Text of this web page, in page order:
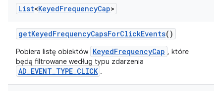
List<KeyedFrequencyCap>
getKeyedFrequencyCapsForClickEvents()
Pobiera listę obiektów KeyedFrequencyCap , które
będą filtrowane według typu zdarzenia
AD_EVENT_TYPE_CLICK .